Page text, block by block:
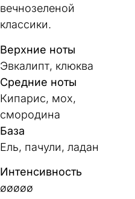
вечнозеленой
классики.
Верхние ноты
Эвкалипт, клюква
Средние ноты
Кипарис, мох,
смородина
База
Ель, пачули, ладан
Интенсивность
øøøøø